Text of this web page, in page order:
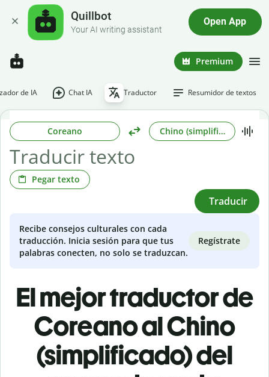
Quillbot
Your AI writing assistant
Open App
Premium
de IA Chat IA Traductor Resumidor de textos
Coreano Chino (simplificado)
Pegar texto
Traducir
Recibe consejos culturales con cada
traducción. Inicia sesión para que tus
palabras conecten, no solo se traduzcan.
Regístrate
El mejor traductor de
Coreano al Chino
(simplificado) del